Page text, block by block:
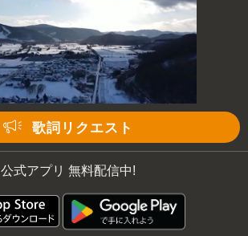
歌詞リクエスト
公式アプリ 無料配信中!